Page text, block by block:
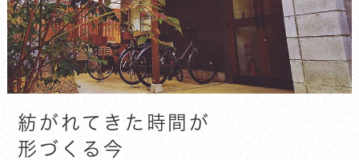
紡がれてきた時間が
形づくる今